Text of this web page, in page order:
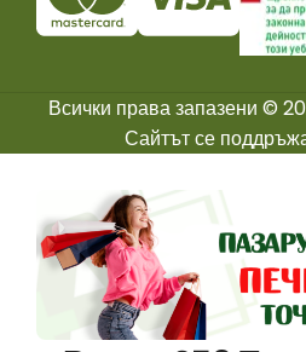
Всички права запазени ©
Сайтът се